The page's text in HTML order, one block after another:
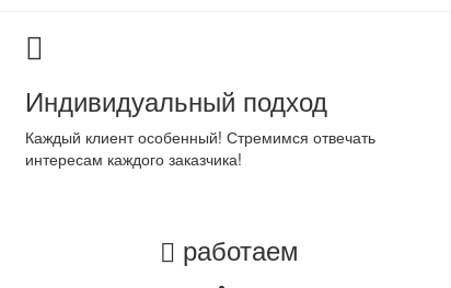
Индивидуальный подход
Каждый клиент особенный! Стремимся отвечать
интересам каждого заказчика!
работаем